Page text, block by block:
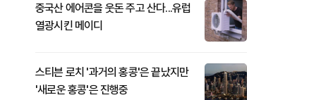
중국산 에어콘을 웃돈 주고 산다...유럽
열광시킨 메이디
스티븐 로치 '과거의 홍콩'은 끝났지만
'새로운 홍콩'은 진행중